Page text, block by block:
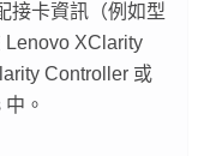
接卡資訊（例如型
Lenovo XClarity
Controller 或
中。